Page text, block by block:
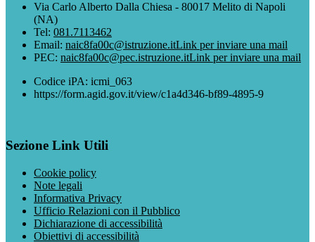
Via Carlo Alberto Dalla Chiesa - 80017 Melito di Napoli
(NA)
Tel: 081.7113462
Email: naic8fa00c@istruzione.itLink per inviare una mail
PEC: naic8fa00c@pec.istruzione.itLink per inviare una mail
Codice iPA: icmi_063
https://form.agid.gov.it/view/c1a4d346-bf89-4895-9
Sezione Link Utili
Cookie policy
Note legali
Informativa Privacy
Ufficio Relazioni con il Pubblico
Dichiarazione di accessibilità
Obiettivi di accessibilità